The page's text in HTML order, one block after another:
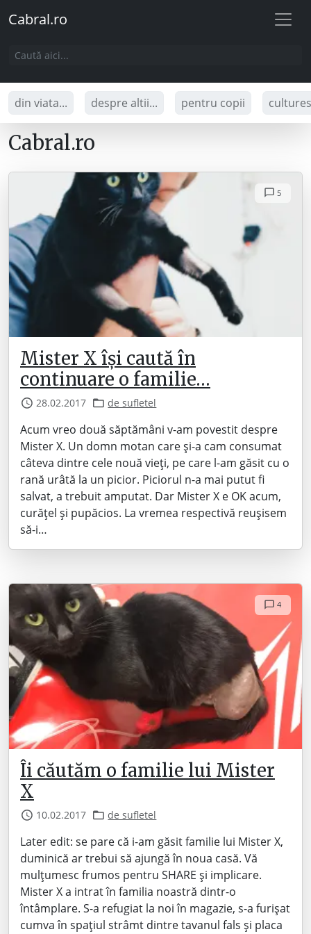
Cabral.ro
din viata... despre altii... pentru copii
Cabral.ro
5
Mister X își caută în
continuare o familie…
28.02.2017 de sufletel
Acum vreo două săptămâni v-am povestit despre
Mister X. Un domn motan care și-a cam consumat
câteva dintre cele nouă vieți, pe care l-am găsit cu o
rană urâtă la un picior. Piciorul n-a mai putut fi
salvat, a trebuit amputat. Dar Mister X e OK acum,
curățel și pupăcios. La vremea respectivă reușisem
să-i…
4
Îi căutăm o familie lui Mister
X
10.02.2017 de sufletel
Later edit: se pare că i-am găsit familie lui Mister X,
duminică ar trebui să ajungă în noua casă. Vă
mulțumesc frumos pentru SHARE și implicare.
Mister X a intrat în familia noastră dintr-o
întâmplare. S-a refugiat la noi în magazie, s-a furișat
cumva în spațiul strâmt dintre tavanul fals și placa